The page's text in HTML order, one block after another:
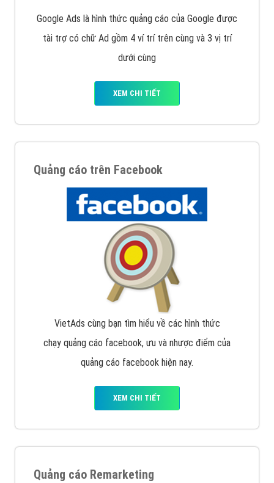
Google Ads là hình thức quảng cáo của Google được
tài trợ có chữ Ad gồm 4 ví trí trên cùng và 3 vị trí
dưới cùng
XEM CHI TIẾT
Quảng cáo trên Facebook
VietAds cùng bạn tìm hiểu về các hình thức
chạy quảng cáo facebook, ưu và nhược điểm của
quảng cáo facebook hiện nay.
XEM CHI TIẾT
Quảng cáo Remarketing